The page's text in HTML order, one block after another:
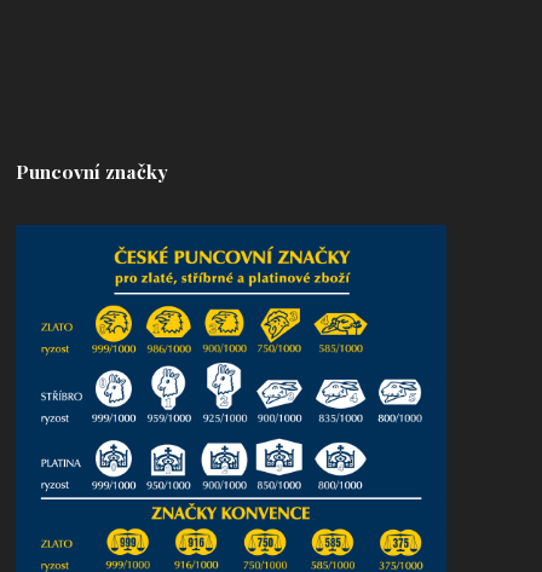
Puncovní značky